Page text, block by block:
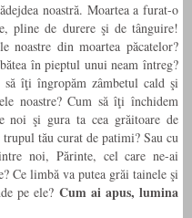
noastră. Moartea a furat-o
pline de durere şi de tânguire!
din moartea păcatelor?
în pieptul unui neam întreg?
îţi îngropăm zâmbetul cald şi
noastre? Cum să îţi închidem
noi şi gura ta cea grăitoare de
tău curat de patimi? Sau cu
noi, Părinte, cel care ne-ai
Ce limbă va putea grăi tainele şi
pe ele? Cum ai apus, lumina